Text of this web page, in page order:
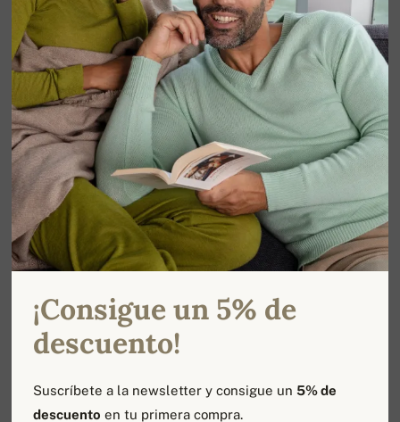
¡Consigue un 5% de
descuento!
Suscríbete a la newsletter y consigue un5% de
descuento en tu primera compra.